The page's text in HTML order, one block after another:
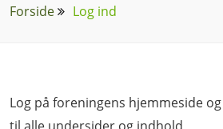
Forside Log ind
Log på foreningens hjemmeside